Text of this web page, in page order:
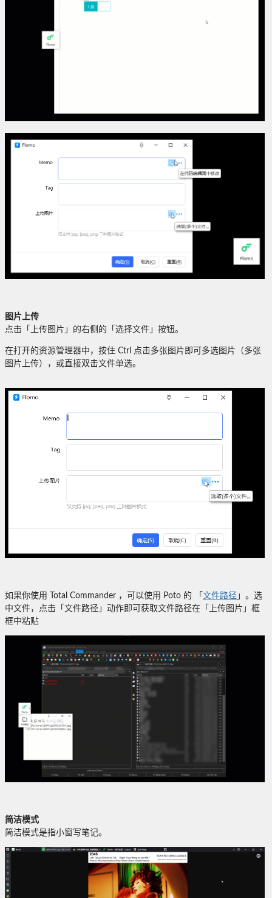
图片上传
点击「上传图片」的右侧的「选择文件」按钮。
在打开的资源管理器中，按住 Ctrl 点击多张图片即可多选图片（多张
图片上传），或直接双击文件单选。
如果你使用 Total Commander ，可以使用 Poto 的 「 文件路径 」。选
中文件，点击「文件路径」动作即可获取文件路径在「上传图片」框
框中粘贴
简洁模式
简洁模式是指小窗写笔记。